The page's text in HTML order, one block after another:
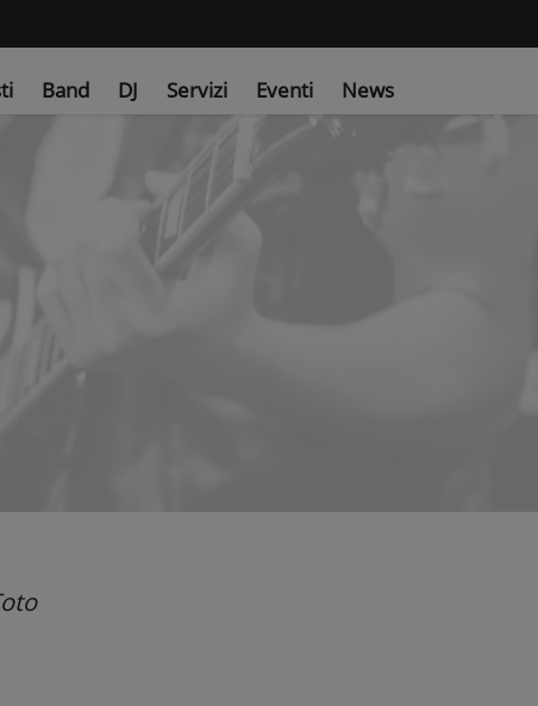
Band DJ Servizi Eventi News